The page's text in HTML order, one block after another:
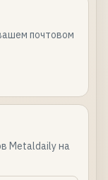
почтовом
Metaldaily на